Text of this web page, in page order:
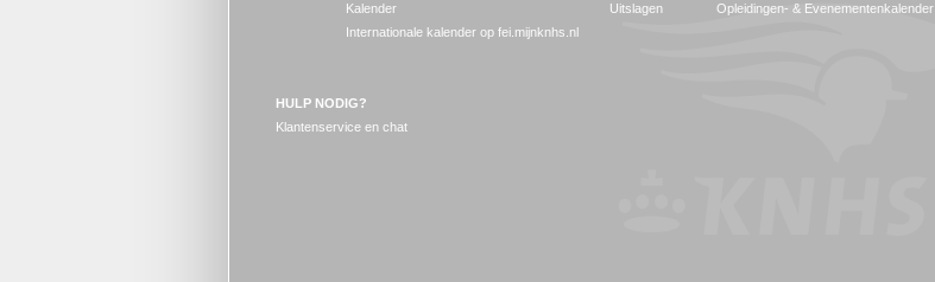
Kalender
Internationale kalender op fei.mijnknhs.nl
Uitslagen
Opleidingen- & Evenementenkalender
HULP NODIG?
Klantenservice en chat